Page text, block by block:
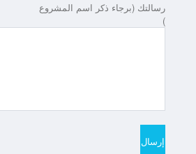
رسالتك (برجاء ذكر اسم المشروع
)